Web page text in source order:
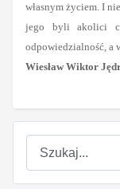
Szukaj
własnym życiem. I
jego byli akolici
odpowiedzialność, a
Wiesław Wiktor